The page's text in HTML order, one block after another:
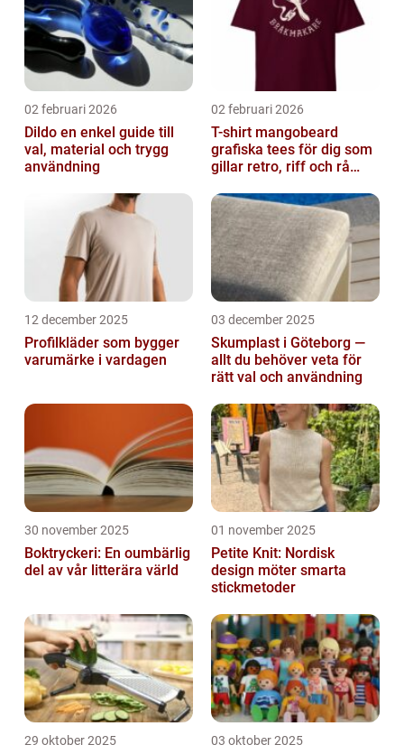
02 februari 2026
Dildo en enkel guide till
val, material och trygg
användning
02 februari 2026
T-shirt mangobeard
grafiska tees för dig som
gillar retro, riff och rå
12 december 2025
Profilkläder som bygger
varumärke i vardagen
03 december 2025
Skumplast i Göteborg —
allt du behöver veta för
rätt val och användning
30 november 2025
Boktryckeri: En oumbärlig
del av vår litterära värld
01 november 2025
Petite Knit: Nordisk
design möter smarta
stickmetoder
29 oktober 2025 03 oktober 2025